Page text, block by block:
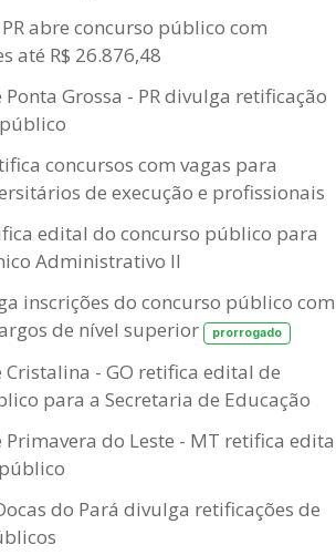
abre concurso público com
até R$ 26.876,48
Grossa - PR divulga retificação
concursos com vagas para
de execução e profissionais
edital do concurso público para
Administrativo II
inscrições do concurso público com
de nível superior
prorrogado
- GO retifica edital de
para a Secretaria de Educação
do Leste - MT retifica
do Pará divulga retificações de